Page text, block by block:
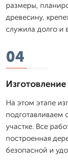
размеры,
древесину,
служила долго и
04
На этом этапе
подготавливаем
участке. Все
построенная
безопасной и